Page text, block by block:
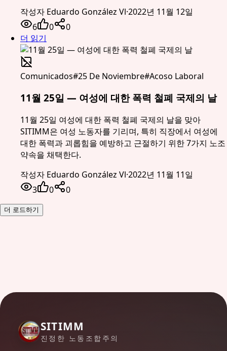
작성자 Eduardo González Vl·2022년 11월 12일
6
0
0
더 읽기
Comunicados#25 De Noviembre#Acoso Laboral
11월 25일 — 여성에 대한 폭력 철폐 국제의 날
11월 25일 여성에 대한 폭력 철폐 국제의 날을 맞아
SITIMM은 여성 노동자를 기리며, 특히 직장에서 여성에
대한 폭력과 괴롭힘을 예방하고 근절하기 위한 7가지 노조
약속을 채택한다.
작성자 Eduardo González Vl·2022년 11월 11일
3
0 0
더 로드하기
SITIMM
진정한 노동조합주의